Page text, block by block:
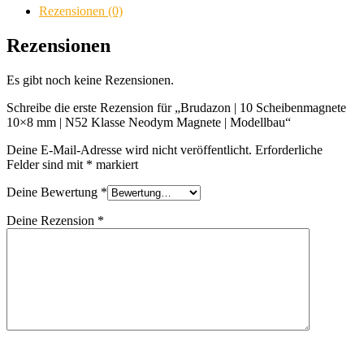
N52
Klasse
Magnete
Modellbau
Menge
Rezensionen (0)
Rezensionen
Es gibt noch keine Rezensionen.
Schreibe die erste Rezension für „Brudazon | 10 Scheibenmagnete
10×8 mm | N52 Klasse Neodym Magnete | Modellbau“
Deine E-Mail-Adresse wird nicht veröffentlicht. Erforderliche
Felder sind mit * markiert
Deine Bewertung *
Deine Rezension *